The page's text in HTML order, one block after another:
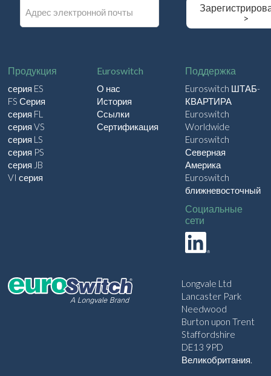
>
Продукция
серия ES
FS Серия
серия FL
серия VS
серия LS
серия PS
серия JB
VI серия
Euroswitch
О нас
История
Ссылки
Сертификация
Поддержка
Euroswitch ШТАБ-
КВАРТИРА
Euroswitch
Worldwide
Euroswitch
Северная
Америка
Euroswitch
ближневосточный
Социальные
сети
Longvale Ltd
Lancaster Park
Needwood
Burton upon Trent
Staffordshire
DE13 9PD
Великобритания.